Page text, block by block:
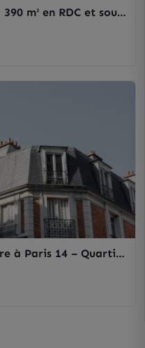
m² en RDC et sous-
accessibilité
à Paris 14 – Quartier